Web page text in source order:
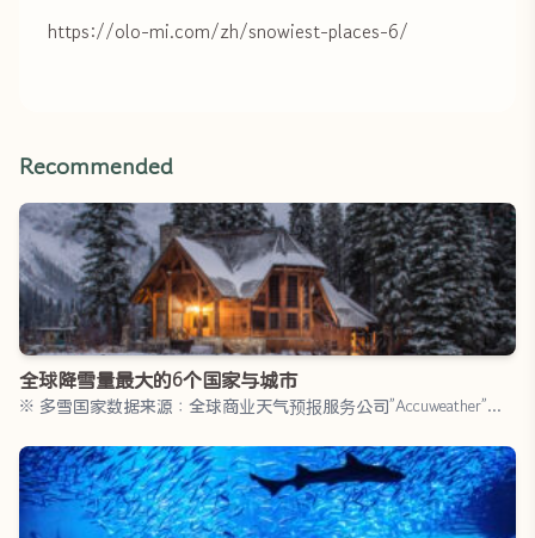
https://olo-mi.com/zh/snowiest-places-6/
Recommended
全球降雪量最大的6个国家与城市
※ 多雪国家数据来源：全球商业天气预报服务公司”Accuweather”…